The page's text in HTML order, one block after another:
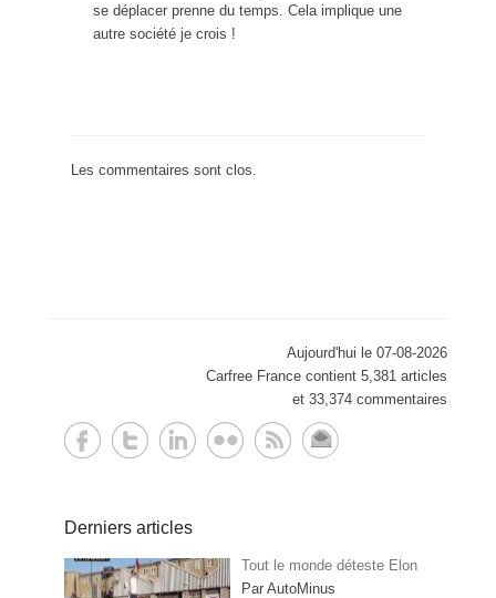
se déplacer prenne du temps. Cela implique une
autre société je crois !
Les commentaires sont clos.
Aujourd'hui le 07-08-2026
Carfree France contient 5,381 articles
et 33,374 commentaires
Derniers articles
Tout le monde déteste Elon
Par AutoMinus